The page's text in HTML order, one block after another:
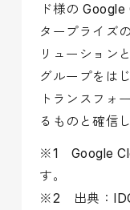
ド様の
タープライズ
リューション
グループをは
トランスフォ
るものと確信
※1 Google
す。
※2 出典：IDC